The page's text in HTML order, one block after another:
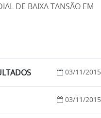
DE BAIXA TANSÃO EM
03/11/2015
03/11/2015